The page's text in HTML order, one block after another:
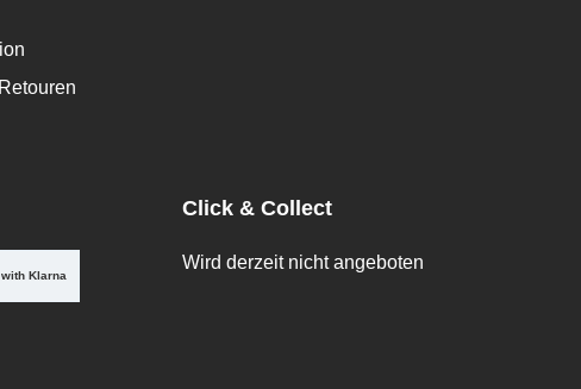
Klarna
Click & Collect
Wird derzeit nicht angeboten